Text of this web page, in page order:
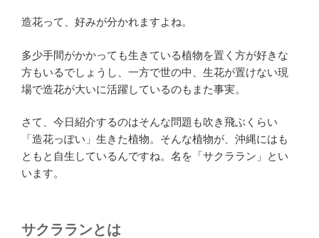
e
o
t
e
e
造花って、好みが分かれますよね。
多少手間がかかっても生きている植物を置く方が好きな
方もいるでしょうし、一方で世の中、生花が置けない現
場で造花が大いに活躍しているのもまた事実。
さて、今日紹介するのはそんな問題も吹き飛ぶくらい
「造花っぽい」生きた植物。そんな植物が、沖縄にはも
ともと自生しているんですね。名を「サクララン」とい
います。
サクラランとは